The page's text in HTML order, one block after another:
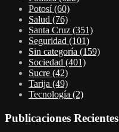
Potosí(60)
Salud (76)
Santa Cruz (351)
Seguridad (101)
Sin categoría (159)
Sociedad (401)
Sucre (42)
Tarija (49)
Tecnología (2)
Publicaciones Recientes